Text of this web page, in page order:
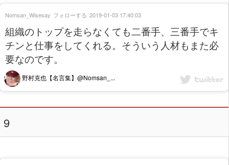
組織のトップを走らなくても二番手、三番手でキ
チンと仕事をしてくれる。そういう人材もまた必
要なのです。
野村克也【名言集】@Nomsan_...
Nomsan_Wisesay フォローする 2019-01-03 17:40:03
9